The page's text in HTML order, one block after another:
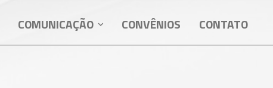
COMUNICAÇÃO CONVÊNIOS CONTATO